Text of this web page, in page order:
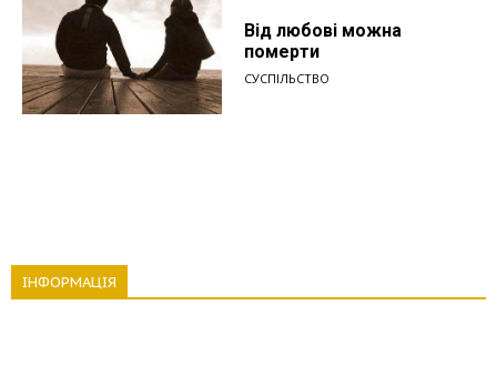
Від любові можна
померти
СУСПІЛЬСТВО
ІНФОРМАЦІЯ